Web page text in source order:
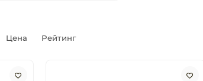
Цена Рейтинг